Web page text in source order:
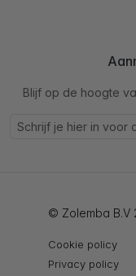
Blijf op de hoogte
© Zolemba B.V
Cookie policy
Privacy policy